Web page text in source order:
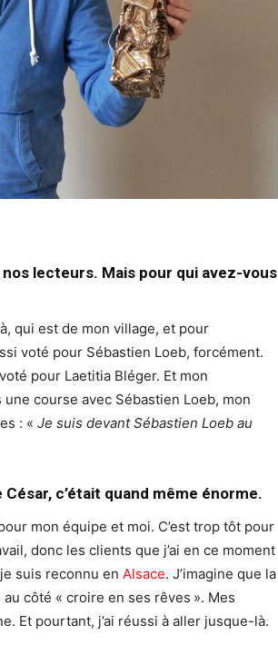
lecteurs. Mais pour qui avez-vous
qui est de mon village, et pour
voté pour Sébastien Loeb, forcément.
pour Laetitia Bléger. Et mon
une course avec Sébastien Loeb, mon
: « Je suis devant Sébastien Loeb au
c’était quand même énorme.
mon équipe et moi. C’est trop tôt pour
donc les clients que j’ai en ce moment
suis reconnu en Alsace. J’imagine que la
côté « croire en ses rêves ». Mes
Et pourtant, j’ai réussi à aller jusque-là.